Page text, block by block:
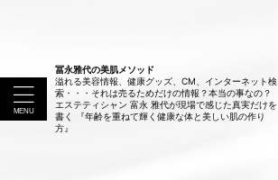
冨永雅代の美肌メソッド
溢れる美容情報、健康グッズ、CM、インターネット検
索・・・それは売るためだけの情報？本当の事なの？
エステティシャン 富永 雅代が現場で感じた真実だけを
書く 『年齢を重ねて輝く健康な体と美しい肌の作り
方』